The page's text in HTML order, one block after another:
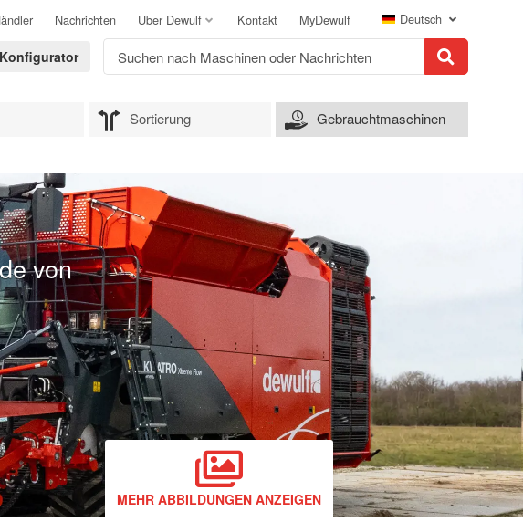
Nachrichten Uber Dewulf Kontakt MyDewulf Deutsch
Sortierung Gebrauchtmaschinen
von
MEHR ABBILDUNGEN ANZEIGEN